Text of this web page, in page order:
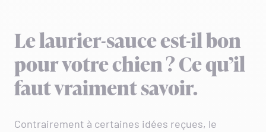
Le laurier-sauce est-il bon
pour votre chien ? Ce qu’il
faut vraiment savoir.
Contrairement à certaines idées reçues, le